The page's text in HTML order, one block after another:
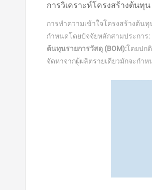
การวิเคราะห์โครงสร้างต้นทุน
การทำความเข้าใจโครงสร้างต้น
กำหนดโดยปัจจัยหลักสามประการ:
ต้นทุนรายการวัสดุ (BOM):โดยปก
จัดหาจากผู้ผลิตรายเดียวมักจะกำ